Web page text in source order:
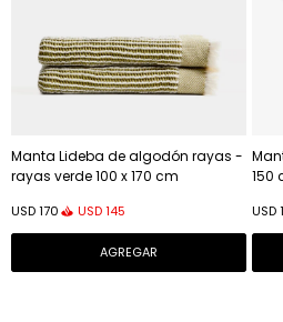
Manta Lideba de algodón rayas -
rayas verde 100 x 170 cm
USD170 USD145
150
USD